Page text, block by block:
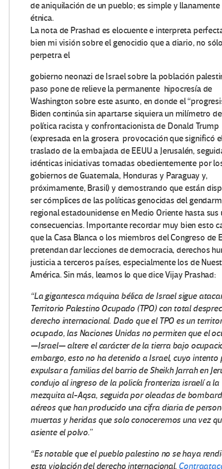
de aniquilación de un pueblo; es simple y
étnica.
La nota de Prashad es elocuente e interpreta
bien mi visión sobre el genocidio que a diario, no
perpetra el
gobierno neonazi de Israel sobre la población
paso pone de relieve la permanente hipocresía de
Washington sobre este asunto, en donde el
Biden continúa sin apartarse siquiera un milímetro
política racista y confrontacionista de Donald Trump
(expresada en la grosera provocación que significó
traslado de la embajada de EEUU a Jerusalén,
idénticas iniciativas tomadas obedientemente por
gobiernos de Guatemala, Honduras y Paraguay y,
próximamente, Brasil) y demostrando que están
ser cómplices de las políticas genocidas del
regional estadounidense en Medio Oriente hasta sus
consecuencias. Importante recordar muy bien esto
que la Casa Blanca o los miembros del Congreso de
pretendan dar lecciones de democracia, derechos
justicia a terceros países, especialmente los de
América. Sin más, leamos lo que dice Vijay Prashad:
“La gigantesca máquina bélica de Israel sigue
Territorio Palestino Ocupado (TPO) con total
derecho internacional. Dado que el TPO es un
ocupado, las Naciones Unidas no permiten que el
—Israel— altere el carácter de la tierra bajo
embargo, esto no ha detenido a Israel, cuyo intento
expulsar a familias del barrio de Sheikh Jarrah en
condujo al ingreso de la policía fronteriza israelí a la
mezquita al-Aqsa, seguida por oleadas de
aéreos que han producido una cifra diaria de
muertas y heridas que solo conoceremos una vez
asiente el polvo.”
“Es notable que el pueblo palestino no se haya
esta violación del derecho internacional.